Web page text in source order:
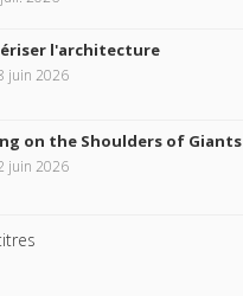
l'architecture
juin 2026
on the Shoulders of Giants
juin 2026